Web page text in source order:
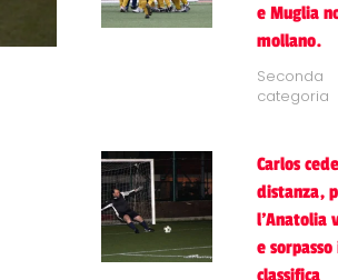
e Muglia
mollano.
Seconda
categoria
Carlos
distanza,
l'Anatolia
e sorpasso
classifica